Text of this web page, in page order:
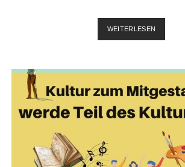
WEITERLESEN
UND
DIE